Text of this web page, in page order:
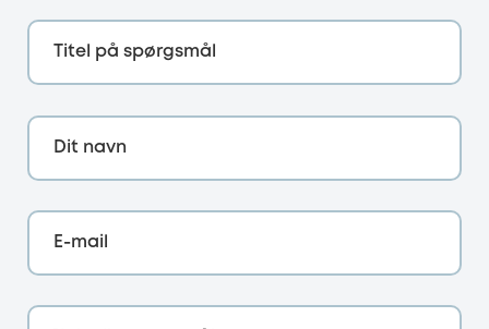
Titel på spørgsmål
Dit navn
E-mail